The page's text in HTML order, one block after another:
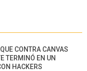
CONTRA CANVAS
TERMINÓ EN UN
HACKERS